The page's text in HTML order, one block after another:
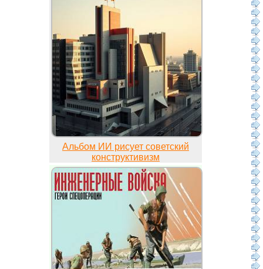
Альбом ИИ рисует советский
конструктивизм